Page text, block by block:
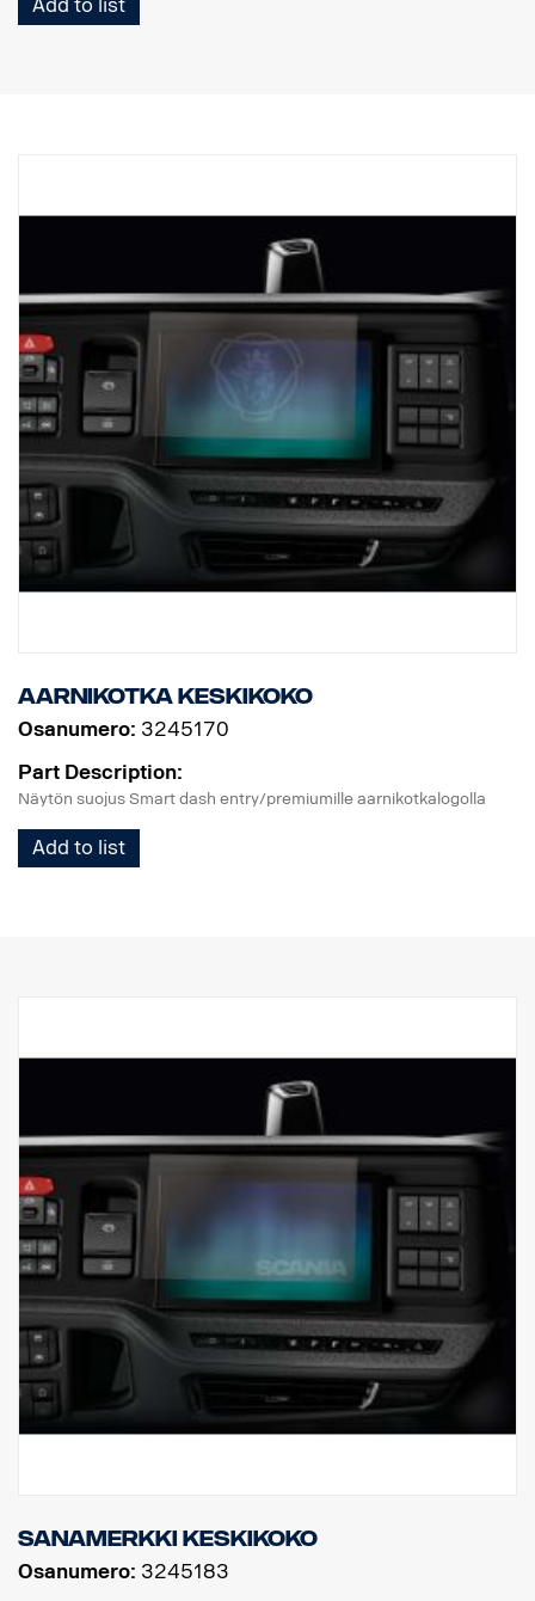
Add to list
Aarnikotka keskikoko
Osanumero: 3245170
Part Description:
Näytön suojus Smart dash entry/premiumille aarnikotkalogolla
Add to list
Sanamerkki keskikoko
Osanumero: 3245183